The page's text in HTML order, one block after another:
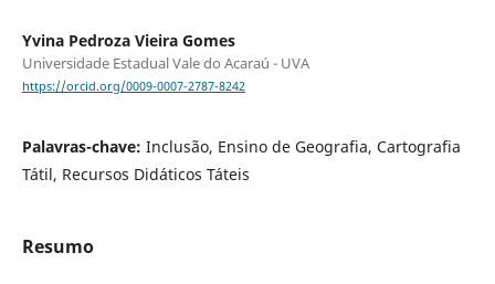
Yvina Pedroza Vieira Gomes
Universidade Estadual Vale do Acaraú - UVA
https://orcid.org/0009-0007-2787-8242
Palavras-chave: Inclusão, Ensino de Geografia, Cartografia
Tátil, Recursos Didáticos Táteis
Resumo